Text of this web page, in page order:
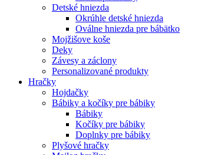
Detské hniezda
Okrúhle detské hniezda
Oválne hniezda pre bábätko
Mojžišove koše
Deky
Závesy a záclony
Personalizované produkty
Hračky
Hojdačky
Bábiky a kočíky pre bábiky
Bábiky
Kočíky pre bábiky
Doplnky pre bábiky
Plyšové hračky